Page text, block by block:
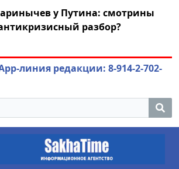
у Путина: смотрины
разбор?
линия редакции: 8-914-2-702-